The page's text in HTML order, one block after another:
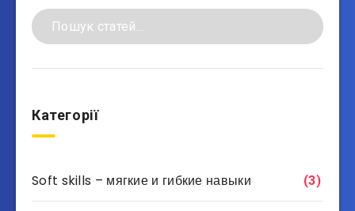
Категорії
Soft skills – мягкие и гибкие навыки (3)